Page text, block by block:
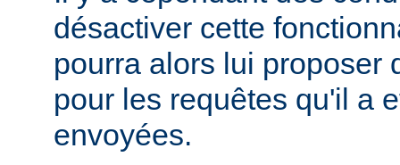
désactiver cette
pourra alors lui proposer
pour les requêtes qu'il a
envoyées.